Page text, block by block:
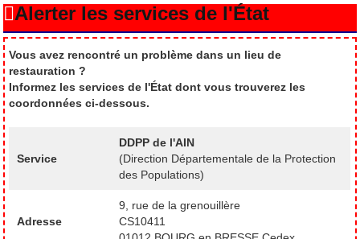
Alerter les services de l'État
Vous avez rencontré un problème dans un lieu de
restauration ?
Informez les services de l'État dont vous trouverez les
coordonnées ci-dessous.
Service
DDPP de l'AIN
(Direction Départementale de la Protection
des Populations)
Adresse
9, rue de la grenouillère
CS10411